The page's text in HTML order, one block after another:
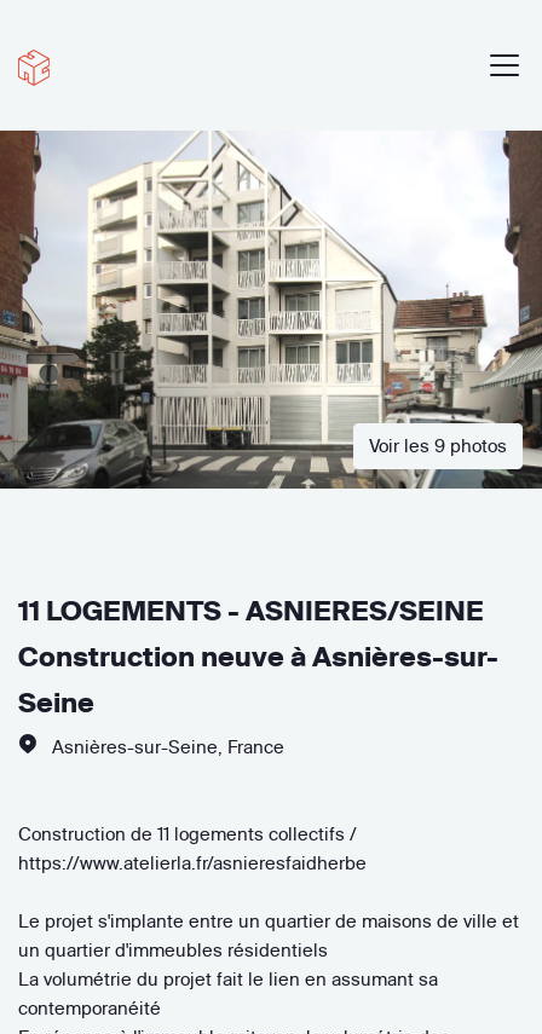
Voir les 9 photos
11 LOGEMENTS - ASNIERES/SEINE
Construction neuve à Asnières-sur-
Seine
Asnières-sur-Seine France
Construction de 11 logements collectifs /
https://www.atelierla.fr/asnieresfaidherbe
Le projet s'implante entre un quartier de maisons de ville et
un quartier d'immeubles résidentiels
La volumétrie du projet fait le lien en assumant sa
contemporanéité